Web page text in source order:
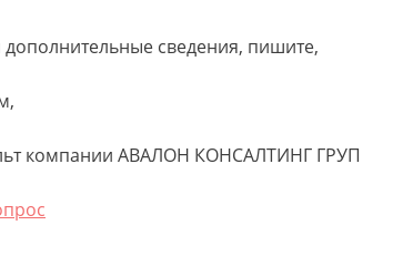
сведения, пишите,
компании АВАЛОН КОНСАЛТИНГ ГРУП